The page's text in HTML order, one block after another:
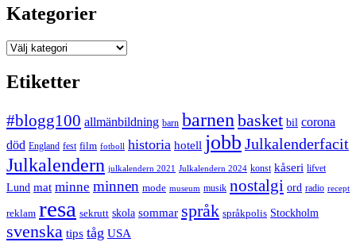
Kategorier
Kategorier
Etiketter
#blogg100 allmänbildning barn barnen basket bil corona
död England fest film fotboll historia hotell jobb Julkalenderfacit
Julkalendern julkalendern 2021 Julkalendern 2024 konst kåseri lifvet
Lund mat minne minnen mode museum musik nostalgi ord radio recept
reklam resa sekrutt skola sommar språk språkpolis Stockholm
svenska tips tåg USA